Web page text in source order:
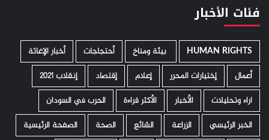
فئات الأخبار
HUMAN RIGHTS ­ بيئة ومناخ أحتجاجات
أخبار الإغاثة
أعمال
إختيارات المحرر إعلام إقتصاد
إنقلاب 2021
اراء وتحليلات
الأخبار الأكثر قراءة
الحرب في السودان
الخبر الرئيسي
الزراعة الشائع الصحة
الصفحة الرئيسية